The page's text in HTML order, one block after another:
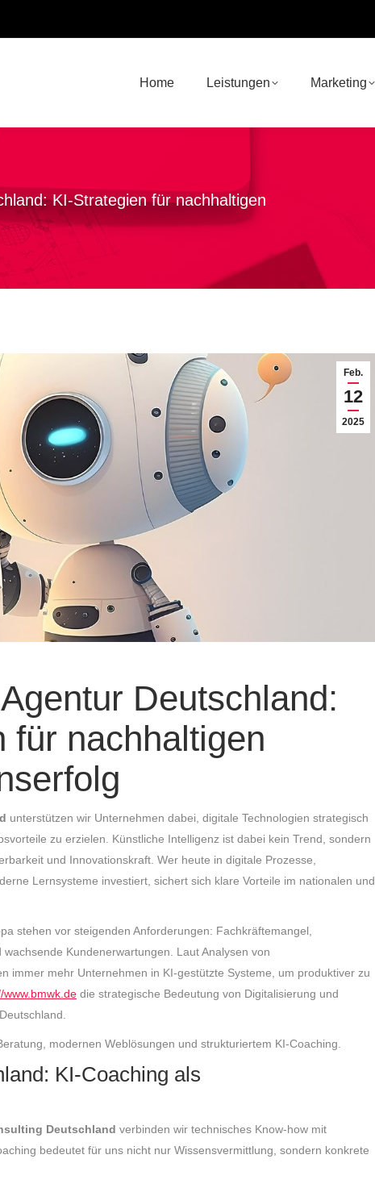
Home Leistungen Marketing
KI-Strategien für nachhaltigen
Feb.
12
2025
Deutschland:
für nachhaltigen
unterstützen wir Unternehmen dabei, digitale Technologien strategisch
zu erzielen. Künstliche Intelligenz ist dabei kein Trend, sondern
und Innovationskraft. Wer heute in digitale Prozesse,
Lernsysteme investiert, sichert sich klare Vorteile im nationalen und
stehen vor steigenden Anforderungen: Fachkräftemangel,
Kundenerwartungen. Laut Analysen von
immer mehr Unternehmen in KI-gestützte Systeme, um produktiver zu
www.bmwk.de die strategische Bedeutung von Digitalisierung und
modernen Weblösungen und strukturiertem KI-Coaching.
KI-Coaching als
Deutschland verbinden wir technisches Know-how mit
bedeutet für uns nicht nur Wissensvermittlung, sondern konkrete